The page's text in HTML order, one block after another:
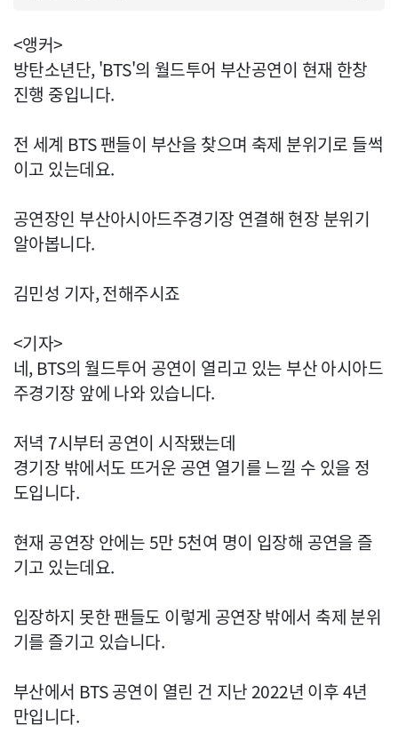
<앵커>
방탄소년단, 'BTS'의 월드투어 부산공연이 현재 한창
진행 중입니다.
전 세계 BTS 팬들이 부산을 찾으며 축제 분위기로 들썩
이고 있는데요.
공연장인 부산아시아드주경기장 연결해 현장 분위기
알아봅니다.
김민성 기자, 전해주시죠
<기자>
네, BTS의 월드투어 공연이 열리고 있는 부산 아시아드
주경기장 앞에 나와 있습니다.
저녁 7시부터 공연이 시작됐는데
경기장 밖에서도 뜨거운 공연 열기를 느낄 수 있을 정
도입니다.
현재 공연장 안에는 5만 5천여 명이 입장해 공연을 즐
기고 있는데요.
입장하지 못한 팬들도 이렇게 공연장 밖에서 축제 분위
기를 즐기고 있습니다.
부산에서 BTS 공연이 열린 건 지난 2022년 이후 4년
만입니다.